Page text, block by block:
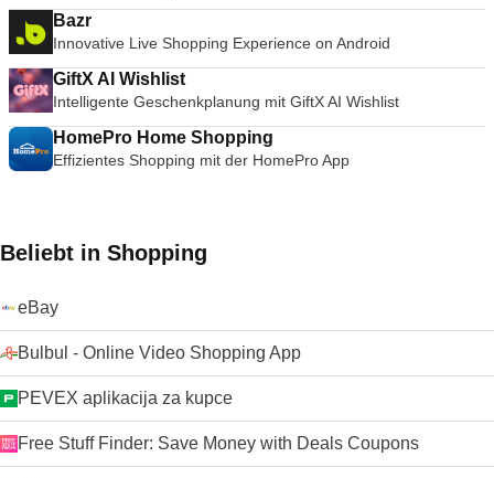
Bazr
Innovative Live Shopping Experience on Android
GiftX AI Wishlist
Intelligente Geschenkplanung mit GiftX AI Wishlist
HomePro Home Shopping
Effizientes Shopping mit der HomePro App
Beliebt in Shopping
eBay
Bulbul - Online Video Shopping App
PEVEX aplikacija za kupce
Free Stuff Finder: Save Money with Deals Coupons